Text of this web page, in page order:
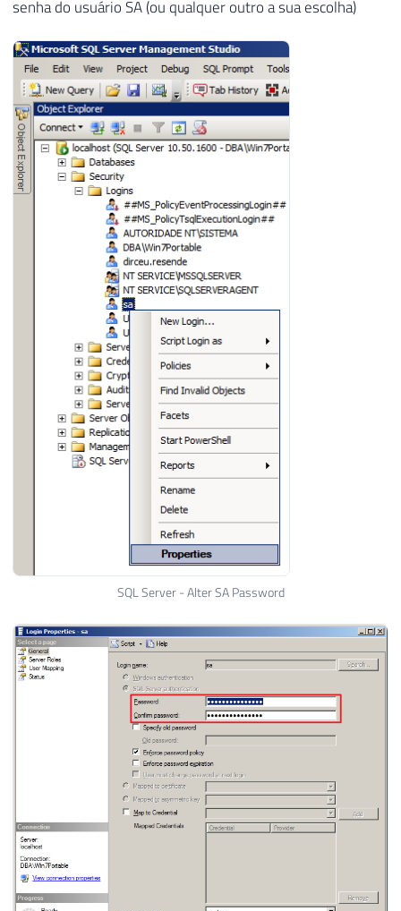
senha do usuário SA (ou qualquer outro a sua escolha)
SQL Server - Alter SA Password